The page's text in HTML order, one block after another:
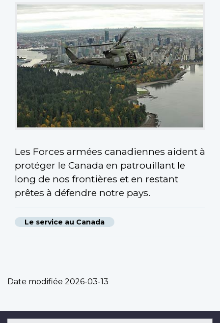
Les Forces armées canadiennes aident à
protéger le Canada en patrouillant le
long de nos frontières et en restant
prêtes à défendre notre pays.
Le service au Canada
Date modifiée 2026-03-13